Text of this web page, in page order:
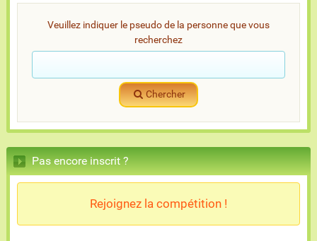
Veuillez indiquer le pseudo de la personne que vous
recherchez
Chercher
Pas encore inscrit ?
Rejoignez la compétition !